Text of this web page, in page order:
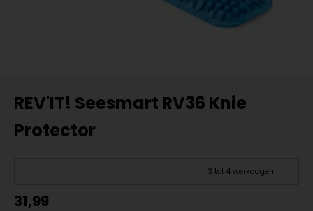
REV'IT! Seesmart RV36 Knie
Protector
3 tot 4 werkdagen
31,99